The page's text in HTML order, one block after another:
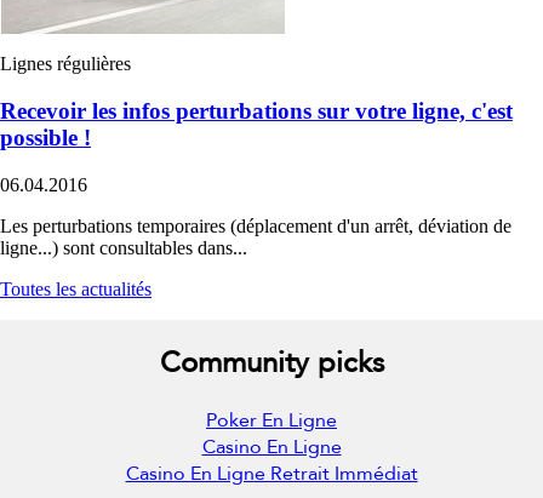
Lignes régulières
Recevoir les infos perturbations sur votre ligne, c'est
possible !
06.04.2016
Les perturbations temporaires (déplacement d'un arrêt, déviation de
ligne...) sont consultables dans...
Toutes les actualités
Community picks
Poker En Ligne
Casino En Ligne
Casino En Ligne Retrait Immédiat